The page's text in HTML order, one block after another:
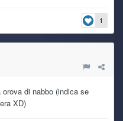
1
di nabbo (indica se
XD)